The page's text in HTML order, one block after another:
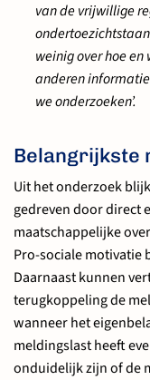
van de vrijwillige
weinig over hoe
anderen
we onderzoeken’.
Belangrijkste
Uit het onderzoek
gedreven door direct
maatschappelijke
Pro-sociale motivatie
Daarnaast kunnen
terugkoppeling de
wanneer het
meldingslast heeft
onduidelijk zijn of de